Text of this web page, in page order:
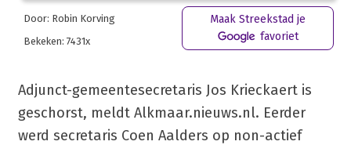
Door: Robin Korving
Bekeken: 7431x
Maak Streekstad je
favoriet
Adjunct-gemeentesecretaris Jos Krieckaert is
geschorst, meldt Alkmaar.nieuws.nl. Eerder
werd secretaris Coen Aalders op non-actief